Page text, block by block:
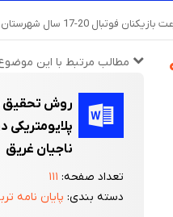
سال شهرستان مهاباد
مطالب مرتبط با این
روش تحقیق
ناجیان غریق
تعداد صفحه: ۱۱۱
دسته بندی: پایان نامه